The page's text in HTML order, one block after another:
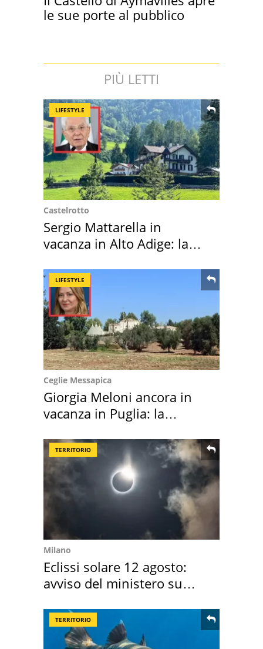
le sue porte al pubblico
PIÙ LETTI
LIFESTYLE
Castelrotto
Sergio Mattarella in
vacanza in Alto Adige: la
LIFESTYLE
Ceglie Messapica
Giorgia Meloni ancora in
vacanza in Puglia: la
TERRITORIO
Milano
Eclissi solare 12 agosto:
avviso del ministero su
TERRITORIO